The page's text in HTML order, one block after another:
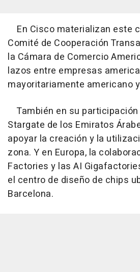
En Cisco materializan este
Comité de Cooperación
la Cámara de Comercio
lazos entre empresas
mayoritariamente americano
También en su
Stargate de los Emiratos
apoyar la creación y la
zona. Y en Europa, la
Factories y las AI
el centro de diseño de chips
Barcelona.